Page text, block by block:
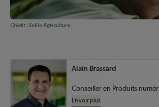
Crédit :Sollio Agriculture
Auteurs de contenu
Alain Brassard
En voir plus